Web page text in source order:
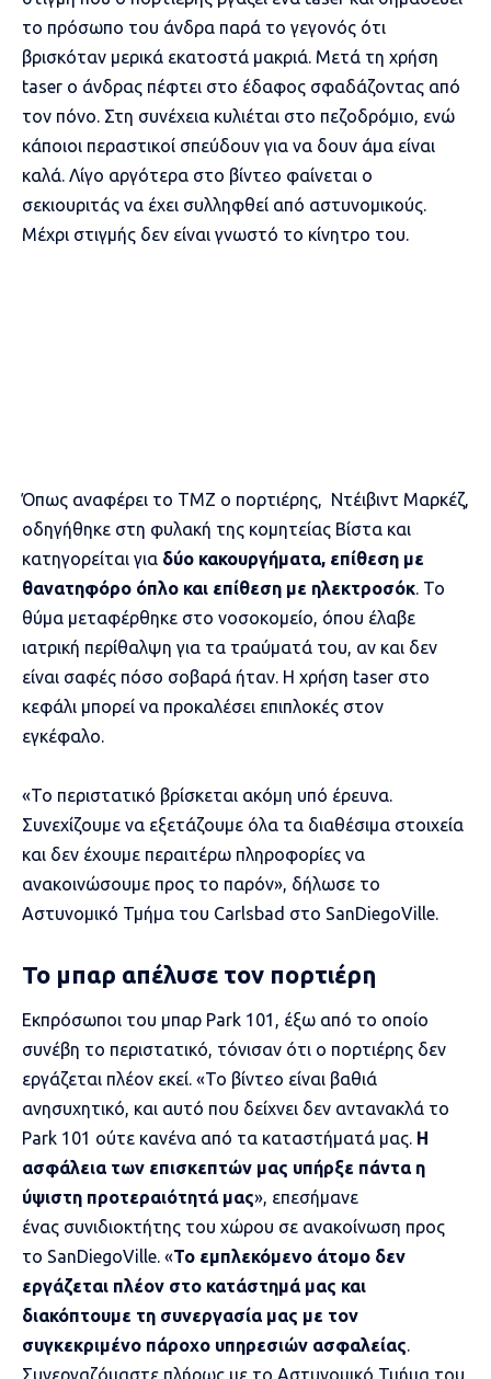
το πρόσωπο του άνδρα παρά το γεγονός ότι
βρισκόταν μερικά εκατοστά μακριά. Μετά τη χρήση
taser ο άνδρας πέφτει στο έδαφος σφαδάζοντας από
τον πόνο. Στη συνέχεια κυλιέται στο πεζοδρόμιο, ενώ
κάποιοι περαστικοί σπεύδουν για να δουν άμα είναι
καλά. Λίγο αργότερα στο βίντεο φαίνεται ο
σεκιουριτάς να έχει συλληφθεί από αστυνομικούς.
Μέχρι στιγμής δεν είναι γνωστό το κίνητρο του.
Όπως αναφέρει το TMZ ο πορτιέρης, Ντέιβιντ Μαρκέζ,
οδηγήθηκε στη φυλακή της κομητείας Βίστα και
κατηγορείται για δύο κακουργήματα, επίθεση με
θανατηφόρο όπλο και επίθεση με ηλεκτροσόκ. Το
θύμα μεταφέρθηκε στο νοσοκομείο, όπου έλαβε
ιατρική περίθαλψη για τα τραύματά του, αν και δεν
είναι σαφές πόσο σοβαρά ήταν. Η χρήση taser στο
κεφάλι μπορεί να προκαλέσει επιπλοκές στον
εγκέφαλο.
«Το περιστατικό βρίσκεται ακόμη υπό έρευνα.
Συνεχίζουμε να εξετάζουμε όλα τα διαθέσιμα στοιχεία
και δεν έχουμε περαιτέρω πληροφορίες να
ανακοινώσουμε προς το παρόν», δήλωσε το
Αστυνομικό Τμήμα του Carlsbad στο SanDiegoVille.
Το μπαρ απέλυσε τον πορτιέρη
Εκπρόσωποι του μπαρ Park 101, έξω από το οποίο
συνέβη το περιστατικό, τόνισαν ότι ο πορτιέρης δεν
εργάζεται πλέον εκεί. «Το βίντεο είναι βαθιά
ανησυχητικό, και αυτό που δείχνει δεν αντανακλά το
Park 101 ούτε κανένα από τα καταστήματά μας. Η
ασφάλεια των επισκεπτών μας υπήρξε πάντα η
ύψιστη προτεραιότητά μας», επεσήμανε
ένας συνιδιοκτήτης του χώρου σε ανακοίνωση προς
το SanDiegoVille. «Το εμπλεκόμενο άτομο δεν
εργάζεται πλέον στο κατάστημά μας και
διακόπτουμε τη συνεργασία μας με τον
συγκεκριμένο πάροχο υπηρεσιών ασφαλείας.
Συνεργαζόμαστε πλήρως με το Αστυνομικό Τμήμα του